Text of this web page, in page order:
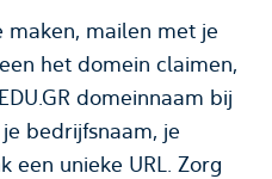
mailen met je
het domein claimen,
domeinnaam bij
een unieke URL. Zorg